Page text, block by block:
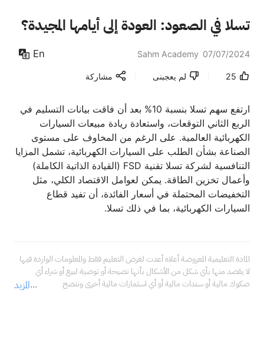
تسلا في الصعود: العودة إلى أيامها المجيدة؟
Sahm Academy 07/07/2024
En
25 لم يعجبنى مشاركة
ارتفع سهم تسلا بنسبة 10% بعد أن فاقت بيانات التسليم في
الربع الثاني التوقعات، واستعادة ريادة مبيعات السيارات
الكهربائية العالمية. على الرغم من المخاوف على مستوى
الصناعة بشأن الطلب على السيارات الكهربائية، تشمل المزايا
التنافسية لشركة تسلا تقنية FSD (القيادة الذاتية الكاملة)
وأعمال تخزين الطاقة. يمكن لعوامل الاقتصاد الكلي، مثل
التخفيضات المحتملة في أسعار الفائدة، أن تفيد قطاع
السيارات الكهربائية، بما في ذلك تسلا.
المزيد
المادة التعليمية المعروضة أعلاه أعدت لغرض التعليم فقط والمعلومات الواردة فيها
لا يقصد منها بأي شكل من الأشكال بأنها نصيحة أو توصية لبيع أو شراء أي
صكوك مالية أو سندات مالية أو أي اسثمارات مالية أخرى وننصح